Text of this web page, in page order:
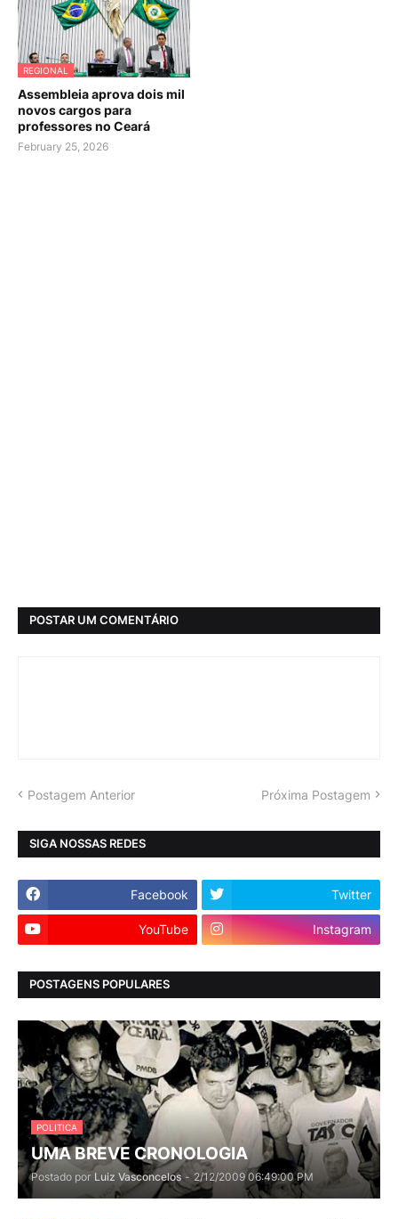
REGIONAL
Assembleia aprova dois mil
novos cargos para
professores no Ceará
February 25, 2026
POSTAR UM COMENTÁRIO
Postagem Anterior Próxima Postagem
SIGA NOSSAS REDES
Facebook Twitter
YouTube Instagram
POSTAGENS POPULARES
POLITICA
UMA BREVE CRONOLOGIA
Postado por Luiz Vasconcelos - 2/12/2009 06:49:00 PM